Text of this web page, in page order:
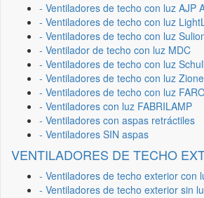
- Ventiladores de techo con luz AJP
- Ventiladores de techo con luz
- Ventiladores de techo con luz
- Ventilador de techo con luz MDC
- Ventiladores de techo con luz
- Ventiladores de techo con luz
- Ventiladores de techo con luz
- Ventiladores con luz FABRILAMP
- Ventiladores con aspas retráctiles
- Ventiladores SIN aspas
VENTILADORES DE TECHO
- Ventiladores de techo exterior con
- Ventiladores de techo exterior sin